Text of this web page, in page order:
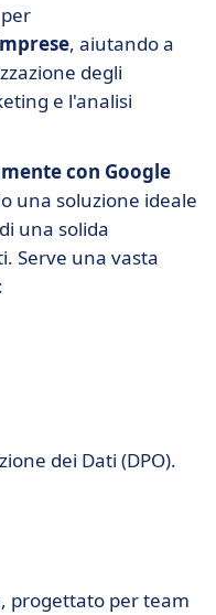
, aiutando a
degli
e l'analisi
con Google
una soluzione ideale
una solida
Serve una vasta
dei Dati (DPO).
progettato per team